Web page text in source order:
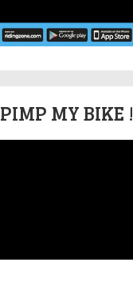
PIMP MY BIKE !